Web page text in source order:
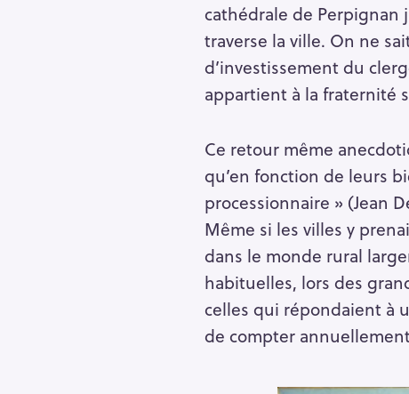
cathédrale de Perpignan
traverse la ville. On ne
d’investissement du
appartient à la fraternité
Ce retour même
qu’en fonction de leurs
processionnaire » (Jean
Même si les villes y
dans le monde rural
habituelles, lors des
celles qui répondaient à
de compter